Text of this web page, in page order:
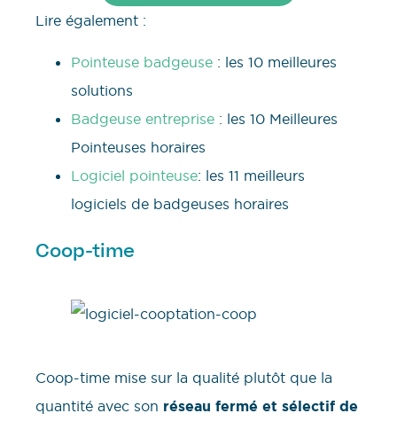
Lire également :
Pointeuse badgeuse : les 10 meilleures
solutions
Badgeuse entreprise : les 10 Meilleures
Pointeuses horaires
Logiciel pointeuse: les 11 meilleurs
logiciels de badgeuses horaires
Coop-time
Coop-time mise sur la qualité plutôt que la
quantité avec son réseau fermé et sélectif de